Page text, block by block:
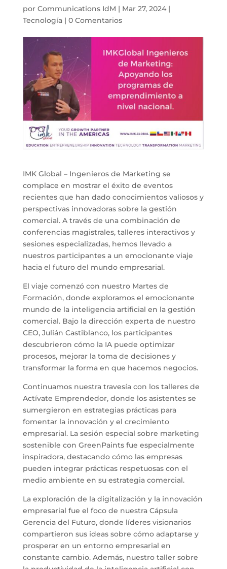
por Communications IdM | Mar 27, 2024|
Tecnología| 0 Comentarios
IMK Global – Ingenieros de Marketing se
complace en mostrar el éxito de eventos
recientes que han dado conocimientos valiosos y
perspectivas innovadoras sobre la gestión
comercial. A través de una combinación de
conferencias magistrales, talleres interactivos y
sesiones especializadas, hemos llevado a
nuestros participantes a un emocionante viaje
hacia el futuro del mundo empresarial.
El viaje comenzó con nuestro Martes de
Formación, donde exploramos el emocionante
mundo de la inteligencia artificial en la gestión
comercial. Bajo la dirección experta de nuestro
CEO, Julián Castiblanco, los participantes
descubrieron cómo la IA puede optimizar
procesos, mejorar la toma de decisiones y
transformar la forma en que hacemos negocios.
Continuamos nuestra travesía con los talleres de
Actívate Emprendedor, donde los asistentes se
sumergieron en estrategias prácticas para
fomentar la innovación y el crecimiento
empresarial. La sesión especial sobre marketing
sostenible con GreenPaints fue especialmente
inspiradora, destacando cómo las empresas
pueden integrar prácticas respetuosas con el
medio ambiente en su estrategia comercial.
La exploración de la digitalización y la innovación
empresarial fue el foco de nuestra Cápsula
Gerencia del Futuro, donde líderes visionarios
compartieron sus ideas sobre cómo adaptarse y
prosperar en un entorno empresarial en
constante cambio. Además, nuestro taller sobre